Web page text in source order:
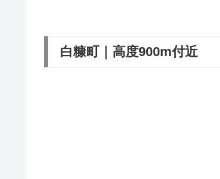
白糠町｜高度900m付近